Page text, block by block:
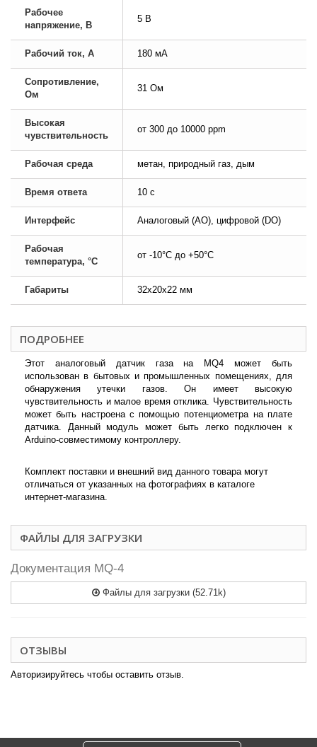
Рабочее
напряжение, В
5 В
Рабочий ток, А 180 мА
Сопротивление,
Ом
31 Ом
Высокая
чувствительность
от 300 до 10000 ppm
Рабочая среда метан, природный газ, дым
Время ответа 10 с
Интерфейс Аналоговый (AO), цифровой (DO)
Рабочая
температура, °C
от -10°C до +50°C
Габариты 32x20x22 мм
ПОДРОБНЕЕ
Этот аналоговый датчик газа на MQ4 может быть
использован в бытовых и промышленных помещениях, для
обнаружения утечки газов. Он имеет высокую
чувствительность и малое время отклика. Чувствительность
может быть настроена с помощью потенциометра на плате
датчика. Данный модуль может быть легко подключен к
Arduino-совместимому контроллеру.
Комплект поставки и внешний вид данного товара могут
отличаться от указанных на фотографиях в каталоге
интернет-магазина.
ФАЙЛЫ ДЛЯ ЗАГРУЗКИ
Документация MQ-4
Файлы для загрузки (52.71k)
ОТЗЫВЫ
Авторизируйтесь чтобы оставить отзыв.